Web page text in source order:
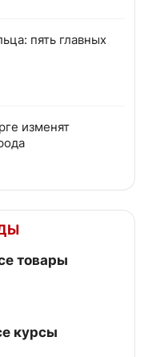
пять главных
изменят
товары
курсы